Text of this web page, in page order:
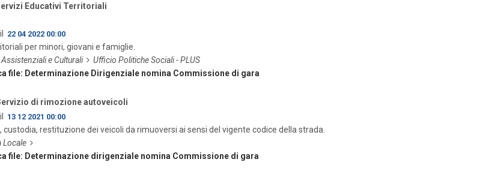
Educativi Territoriali
22 04 2022 00:00
per minori, giovani e famiglie.
e Culturali
Ufficio Politiche Sociali - PLUS
file: Determinazione Dirigenziale nomina Commissione di gara
di rimozione autoveicoli
13 12 2021 00:00
restituzione dei veicoli da rimuoversi ai sensi del vigente codice della strada.
Locale
file: Determinazione dirigenziale nomina Commissione di gara